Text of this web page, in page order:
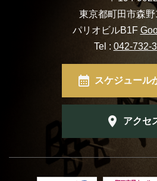
東京都町田市森
パリオビルB1F
Tel : 042-732-
スケジュール
アクセ